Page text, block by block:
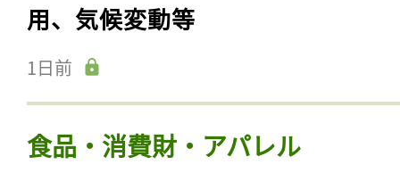
用、気候変動等
1日前
食品・消費財・アパレル